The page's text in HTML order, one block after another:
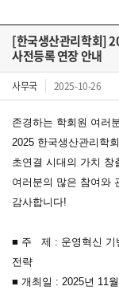
[한국생산관리학회]
사전등록 연장 안내
사무국 2025-10-26
존경하는 학회원 여러
2025 한국생산관리학
초연결 시대의 가치 창
여러분의 많은 참여와
감사합니다!
■ 주 제 : 운영혁신 기
전략
■ 개최일 : 2025년 11